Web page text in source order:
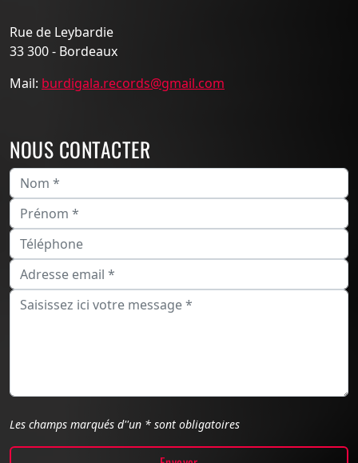
Rue de Leybardie
33 300 - Bordeaux
Mail: burdigala.records@gmail.com
NOUS CONTACTER
Les champs marqués d''un * sont obligatoires